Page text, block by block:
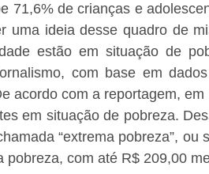
71,6% de crianças e
uma ideia desse quadro de
estão em situação de
com base em
acordo com a reportagem,
em situação de pobreza.
“extrema pobreza”,
pobreza, com até R$ 209,00